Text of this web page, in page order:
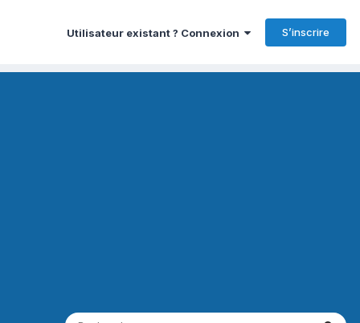
Utilisateur existant ? Connexion S’inscrire